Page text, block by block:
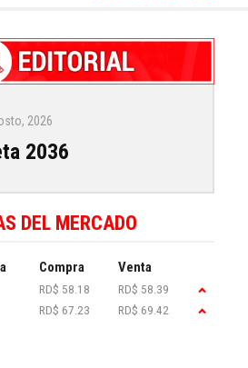
2026
2036
DEL MERCADO
Compra Venta
RD$ 58.18
RD$ 58.39
RD$ 67.23 RD$ 69.42